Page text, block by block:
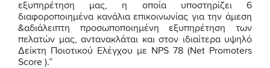
εξυπηρέτηση μας, η οποία υποστηρίζει 6
διαφοροποιημένα κανάλια επικοινωνίας για την άμεση
&αδιάλειπτη προσωποποιημένη εξυπηρέτηση των
πελατών μας, αντανακλάται και στον ιδιαίτερα υψηλό
Δείκτη Ποιοτικού Ελέγχου με NPS 78 (Net Promoters
Score ).”